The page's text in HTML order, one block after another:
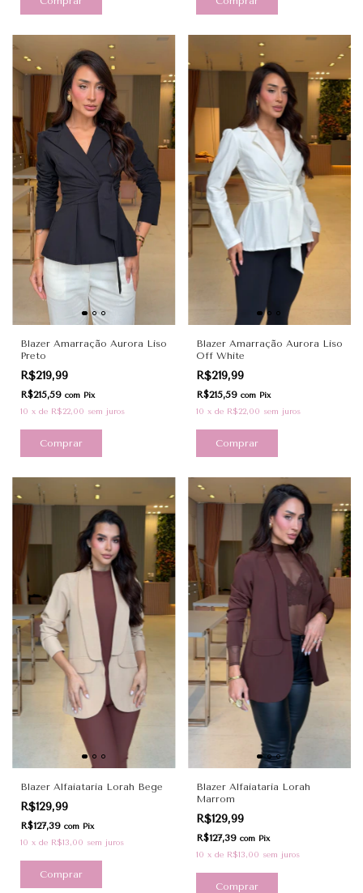
Blazer Amarração Aurora Liso
Preto
R$219,99
R$215,59 com Pix
10 x de R$22,00 sem juros
Comprar
Blazer Amarração Aurora Liso
Off White
R$219,99
R$215,59 com Pix
10 x de R$22,00 sem juros
Comprar
Blazer Alfaiataria Lorah Bege
R$129,99
R$127,39 com Pix
10 x de R$13,00 sem juros
Comprar
Blazer Alfaiataria Lorah
Marrom
R$129,99
R$127,39 com Pix
10 x de R$13,00 sem juros
Comprar